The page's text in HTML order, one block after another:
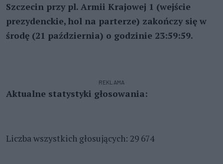
Szczecin przy pl. Armii Krajowej 1 (wejście
prezydenckie, hol na parterze) zakończy się w
środę (21 październia) o godzinie 23:59:59.
REKLAMA
Aktualne statystyki głosowania:
Liczba wszystkich głosujących: 29 674